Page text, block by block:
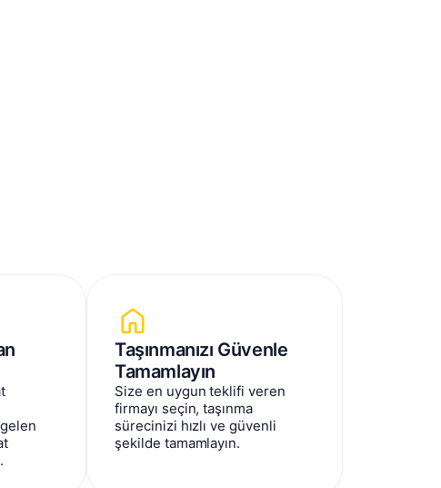
Taşınmanızı Güvenle
Tamamlayın
Size en uygun teklifi veren
firmayı seçin, taşınma
sürecinizi hızlı ve güvenli
şekilde tamamlayın.